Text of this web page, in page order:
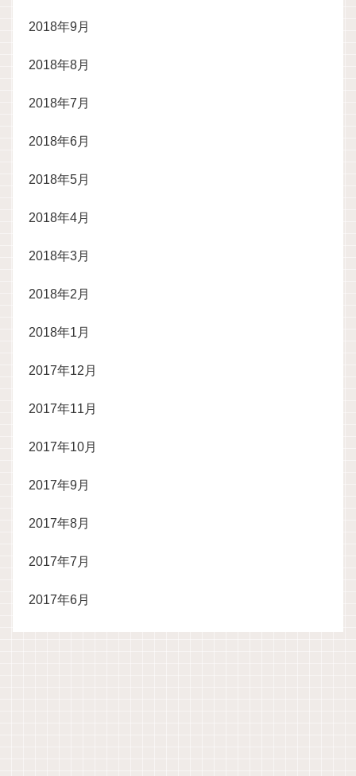
2018年9月
2018年8月
2018年7月
2018年6月
2018年5月
2018年4月
2018年3月
2018年2月
2018年1月
2017年12月
2017年11月
2017年10月
2017年9月
2017年8月
2017年7月
2017年6月